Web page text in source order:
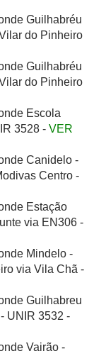
Guilhabréu
do Pinheiro
Guilhabréu
do Pinheiro
Escola
3528 - VER
Canidelo -
Centro -
Estação
via EN306 -
Mindelo -
via Vila Chã -
Guilhabreu
UNIR 3532 -
Vairão -